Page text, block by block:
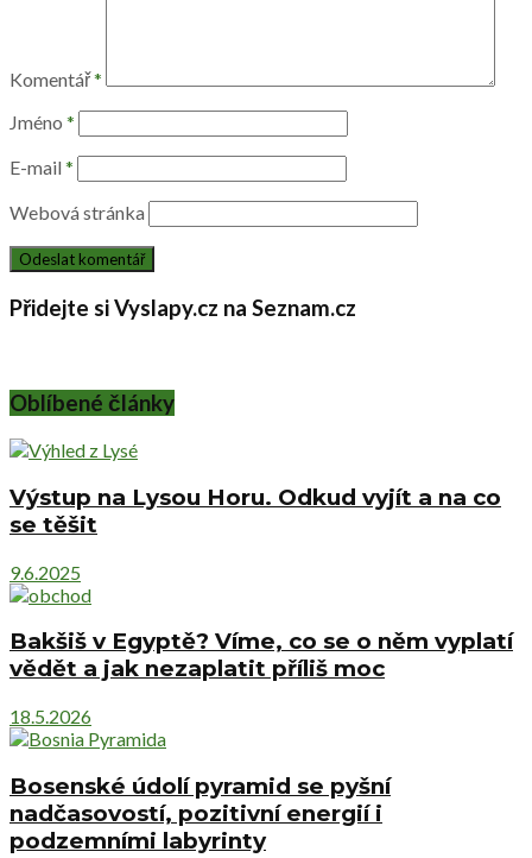
Komentář*
Jméno *
E-mail *
Webová stránka
Přidejte si Vyslapy.cz na Seznam.cz
Oblíbené články
Výstup na Lysou Horu. Odkud vyjít a na co
se těšit
9.6.2025
Bakšiš v Egyptě? Víme, co se o něm vyplatí
vědět a jak nezaplatit příliš moc
18.5.2026
Bosenské údolí pyramid se pyšní
nadčasovostí, pozitivní energií i
podzemními labyrinty